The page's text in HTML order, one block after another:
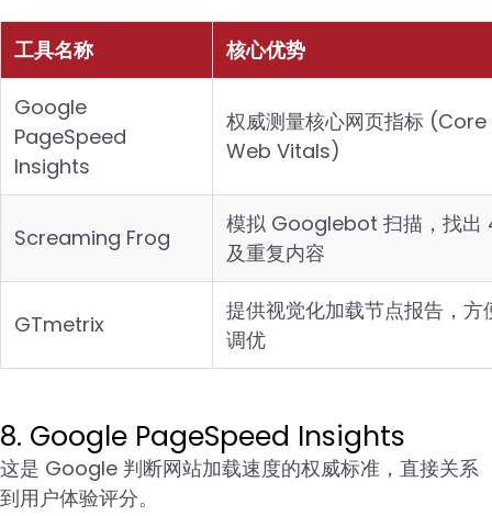
工具名称 核心优势
Google
PageSpeed
Insights
权威测量核心网页指标 (Core
Web Vitals)
Screaming Frog
模拟 Googlebot 扫描，找出
及重复内容
GTmetrix
提供视觉化加载节点报告，方
调优
8. Google PageSpeed Insights
这是 Google 判断网站加载速度的权威标准，直接关系
到用户体验评分。